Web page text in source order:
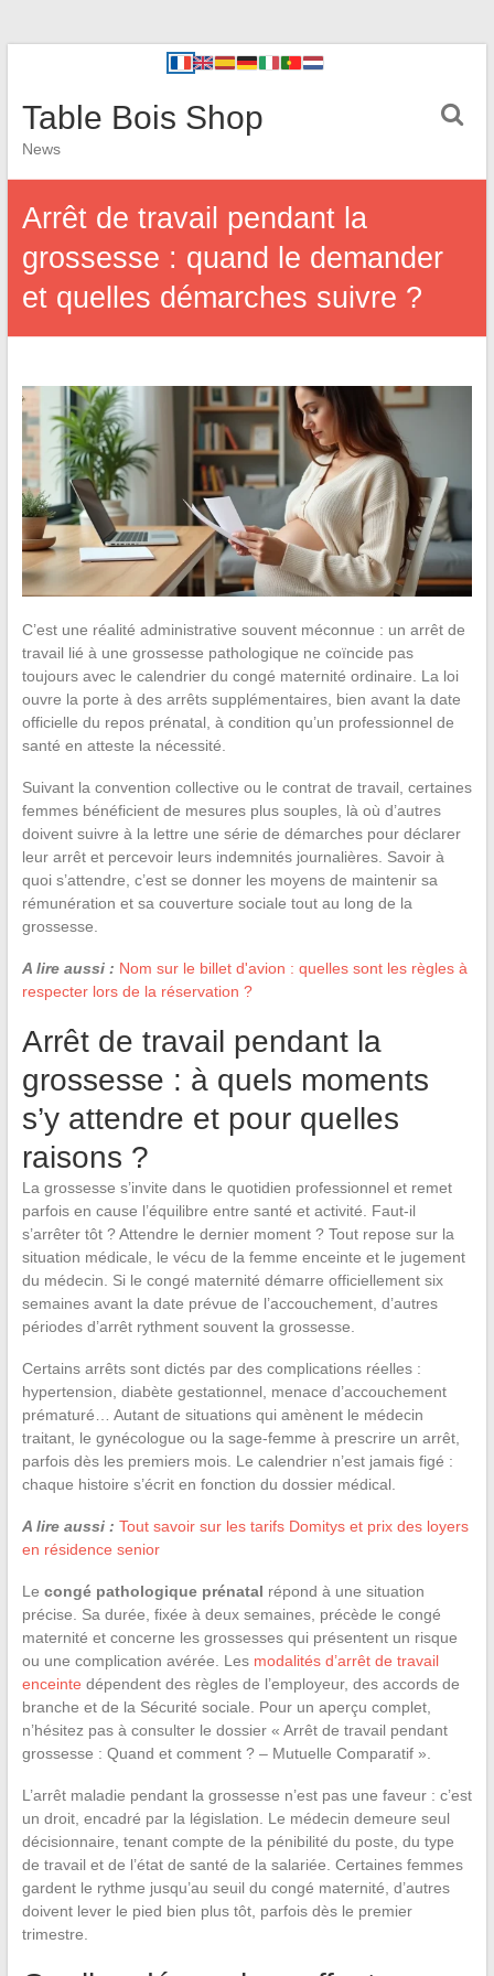
Table Bois Shop
News
Arrêt de travail pendant la
grossesse : quand le demander
et quelles démarches suivre ?
C’est une réalité administrative souvent méconnue : un arrêt de
travail lié à une grossesse pathologique ne coïncide pas
toujours avec le calendrier du congé maternité ordinaire. La loi
ouvre la porte à des arrêts supplémentaires, bien avant la date
officielle du repos prénatal, à condition qu’un professionnel de
santé en atteste la nécessité.
Suivant la convention collective ou le contrat de travail, certaines
femmes bénéficient de mesures plus souples, là où d’autres
doivent suivre à la lettre une série de démarches pour déclarer
leur arrêt et percevoir leurs indemnités journalières. Savoir à
quoi s’attendre, c’est se donner les moyens de maintenir sa
rémunération et sa couverture sociale tout au long de la
grossesse.
A lire aussi : Nom sur le billet d'avion : quelles sont les règles à
respecter lors de la réservation ?
Arrêt de travail pendant la
grossesse : à quels moments
s’y attendre et pour quelles
raisons ?
La grossesse s’invite dans le quotidien professionnel et remet
parfois en cause l’équilibre entre santé et activité. Faut-il
s’arrêter tôt ? Attendre le dernier moment ? Tout repose sur la
situation médicale, le vécu de la femme enceinte et le jugement
du médecin. Si le congé maternité démarre officiellement six
semaines avant la date prévue de l’accouchement, d’autres
périodes d’arrêt rythment souvent la grossesse.
Certains arrêts sont dictés par des complications réelles :
hypertension, diabète gestationnel, menace d’accouchement
prématuré… Autant de situations qui amènent le médecin
traitant, le gynécologue ou la sage-femme à prescrire un arrêt,
parfois dès les premiers mois. Le calendrier n’est jamais figé :
chaque histoire s’écrit en fonction du dossier médical.
A lire aussi : Tout savoir sur les tarifs Domitys et prix des loyers
en résidence senior
Le congé pathologique prénatal répond à une situation
précise. Sa durée, fixée à deux semaines, précède le congé
maternité et concerne les grossesses qui présentent un risque
ou une complication avérée. Les modalités d’arrêt de travail
enceinte dépendent des règles de l’employeur, des accords de
branche et de la Sécurité sociale. Pour un aperçu complet,
n’hésitez pas à consulter le dossier « Arrêt de travail pendant
grossesse : Quand et comment ? – Mutuelle Comparatif ».
L’arrêt maladie pendant la grossesse n’est pas une faveur : c’est
un droit, encadré par la législation. Le médecin demeure seul
décisionnaire, tenant compte de la pénibilité du poste, du type
de travail et de l’état de santé de la salariée. Certaines femmes
gardent le rythme jusqu’au seuil du congé maternité, d’autres
doivent lever le pied bien plus tôt, parfois dès le premier
trimestre.